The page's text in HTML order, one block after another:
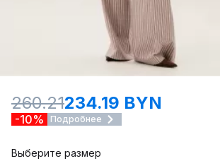
260.21234.19 BYN
-10% Подробнее
Выберите размер